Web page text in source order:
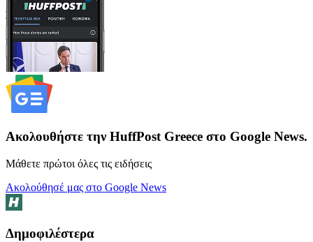
Ακολουθήστε την HuffPost Greece στο Google News.
Μάθετε πρώτοι όλες τις ειδήσεις
Ακολούθησέ μας στο Google News
Δημοφιλέστερα